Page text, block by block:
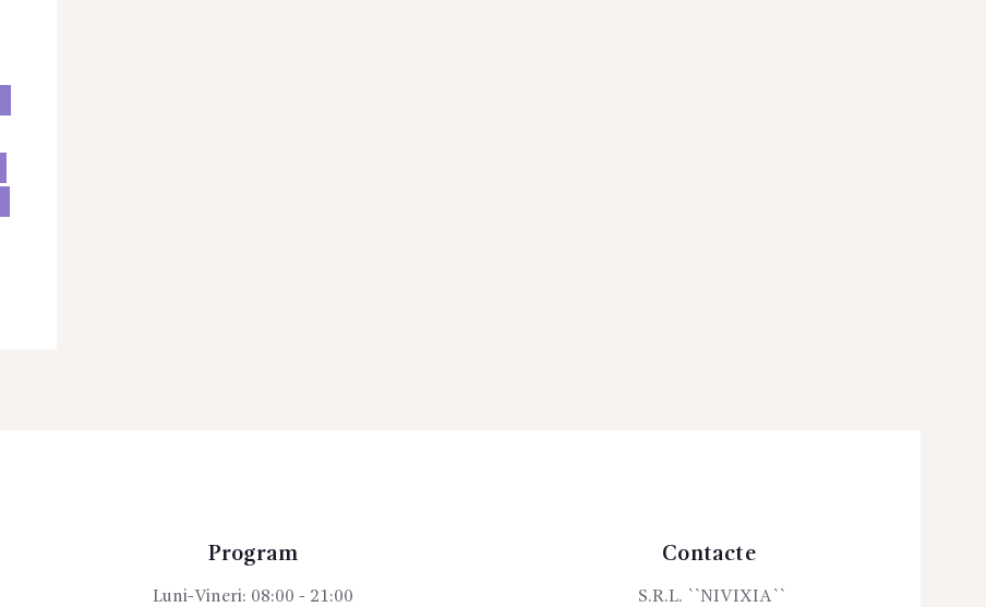
Program
Luni-Vineri: 08:00 - 21:00
Contacte
S.R.L. ``NIVIXIA``